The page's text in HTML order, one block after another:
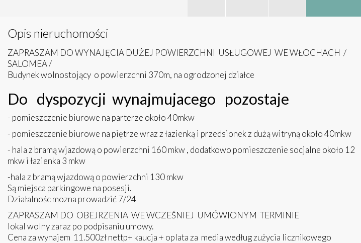
Opis nieruchomości
ZAPRASZAM DO WYNAJĘCIA DUŻEJ POWIERZCHNI USŁUGOWEJ WE WŁOCHACH /
SALOMEA /
Budynek wolnostojący o powierzchni 370m, na ogrodzonej działce
Do dyspozycji wynajmujacego pozostaje
- pomieszczenie biurowe na parterze około 40mkw
- pomieszczenie biurowe na piętrze wraz z łazienką i przedsionek z dużą witryną około 40mkw
- hala z bramą wjazdową o powierzchni 160 mkw , dodatkowo pomieszczenie socjalne około 12
mkw i łazienka 3 mkw
-hala z bramą wjazdową o powierzchni 130 mkw
Są miejsca parkingowe na posesji.
Działalnośc mozna prowadzić 7/24
ZAPRASZAM DO OBEJRZENIA WE WCZEŚNIEJ UMÓWIONYM TERMINIE
lokal wolny zaraz po podpisaniu umowy.
Cena za wynajem 11.500zł nettp+ kaucja + oplata za media według zużycia licznikowego